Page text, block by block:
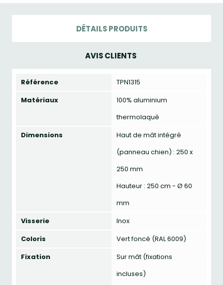
DÉTAILS PRODUITS
AVIS CLIENTS
Référence
TPN1315
Matériaux
100% aluminium
thermolaqué
Dimensions
Haut de mât intégré
(panneau chien) : 250 x
250 mm
Hauteur : 250 cm - Ø 60
mm
Visserie
Inox
Coloris
Vert foncé (RAL 6009)
Fixation
Sur mât (fixations
incluses)